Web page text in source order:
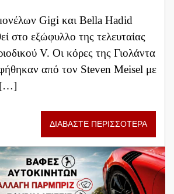
Gigi και Bella Hadid
στο εξώφυλλο της τελευταίας
V. Οι κόρες της Γιολάντα
από τον Steven Meisel με
[…]
ΔΙΑΒΑΣΤΕ ΠΕΡΙΣΣΟΤΕΡΑ